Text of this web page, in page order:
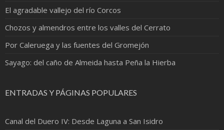
El agradable vallejo del río Corcos
Chozos y almendros entre los valles del Cerrato
Por Caleruega y las fuentes del Gromejón
Sayago: del caño de Almeida hasta Peña la Hierba
ENTRADAS Y PÁGINAS POPULARES
Canal del Duero IV: Desde Laguna a San Isidro